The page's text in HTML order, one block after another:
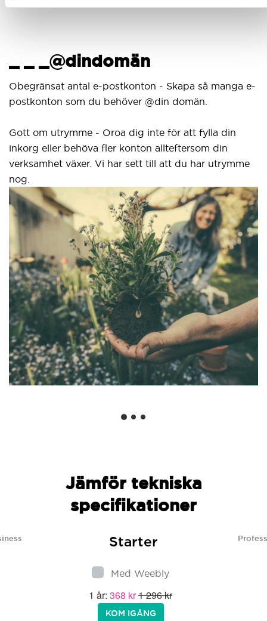
_ _ _@dindomän
Obegränsat antal e-postkonton - Skapa så manga e-
postkonton som du behöver @din domän.
Gott om utrymme - Oroa dig inte för att fylla din
inkorg eller behöva fler konton allteftersom din
verksamhet växer. Vi har sett till att du har utrymme
nog.
Jämför tekniska
specifikationer
Starter
Med Weebly
1 år: 368 kr1 296 kr
KOM IGÅNG